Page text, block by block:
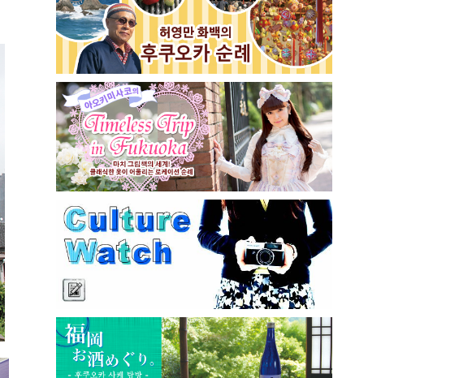
이소기요카라즈 하카타 본점 / 磯ぎよからず 博多本店 - 비건・베
지테리언 메뉴 시식투어 in 후쿠오카시 -
2023.03.02
little stand 다이묘점 -비건・베지테리언 메뉴 시식투어 in 후쿠오
카시
2023.02.28
토치쿠켄 오리오본사 우동점 / 東筑軒 折尾本社うどん店